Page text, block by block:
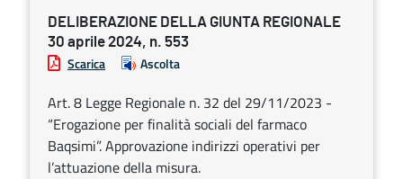
DELIBERAZIONE DELLA GIUNTA REGIONALE
30 aprile 2024, n. 553
Scarica Ascolta
Art. 8 Legge Regionale n. 32 del 29/11/2023 -
“Erogazione per finalità sociali del farmaco
Baqsimi”. Approvazione indirizzi operativi per
l’attuazione della misura.